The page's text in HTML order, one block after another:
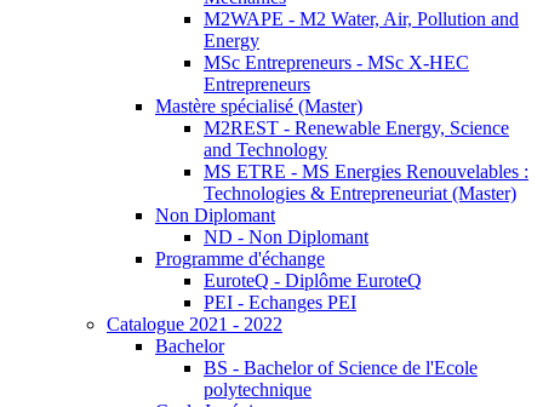
M2WAPE - M2 Water, Air, Pollution and
Energy
MSc Entrepreneurs - MSc X-HEC
Entrepreneurs
Mastère spécialisé (Master)
M2REST - Renewable Energy, Science
and Technology
MS ETRE - MS Energies Renouvelables :
Technologies & Entrepreneuriat (Master)
Non Diplomant
ND - Non Diplomant
Programme d'échange
EuroteQ - Diplôme EuroteQ
PEI - Echanges PEI
Catalogue 2021 - 2022
Bachelor
BS - Bachelor of Science de l'Ecole
polytechnique